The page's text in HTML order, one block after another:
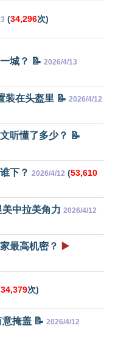
(34,296次)
城？ 📝 2026/4/13
装在头盔里 📝 2026/4/12
听懂了多少？ 📝
下？ 2026/4/12 (53,610
中拉美角力 2026/4/12
最高机密？ ▶️
34,379次)
掩盖 📝 2026/4/12